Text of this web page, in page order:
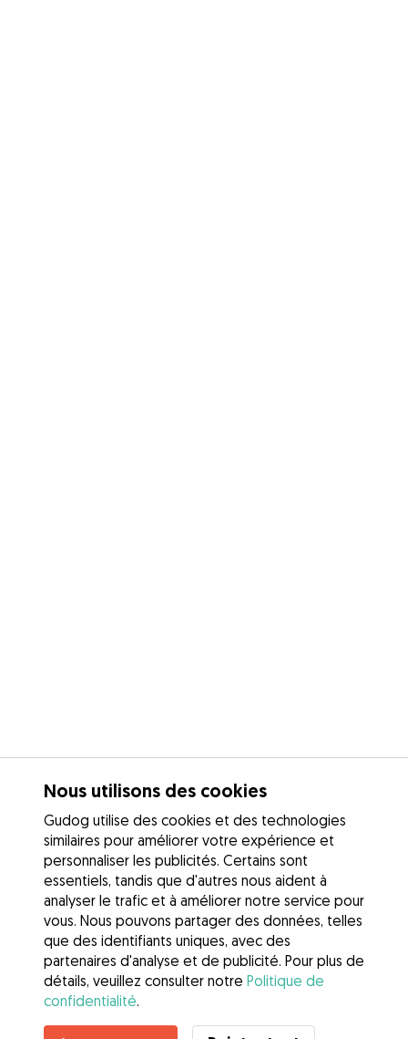
Contacter Amandine
Nous utilisons des cookies
Gudog utilise des cookies et des technologies
similaires pour améliorer votre expérience et
personnaliser les publicités. Certains sont
essentiels, tandis que d'autres nous aident à
analyser le trafic et à améliorer notre service pour
vous. Nous pouvons partager des données, telles
que des identifiants uniques, avec des
partenaires d'analyse et de publicité. Pour plus de
détails, veuillez consulter notre Politique de
confidentialité.